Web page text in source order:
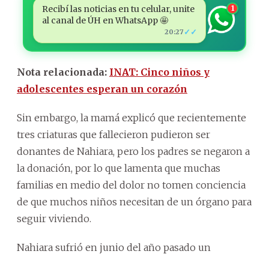
Recibí las noticias en tu celular, unite
al canal de ÚH en WhatsApp 🤩
20:27 ✓✓
1
Nota relacionada: INAT: Cinco niños y
adolescentes esperan un corazón
Sin embargo, la mamá explicó que recientemente
tres criaturas que fallecieron pudieron ser
donantes de Nahiara, pero los padres se negaron a
la donación, por lo que lamenta que muchas
familias en medio del dolor no tomen conciencia
de que muchos niños necesitan de un órgano para
seguir viviendo.
Nahiara sufrió en junio del año pasado un